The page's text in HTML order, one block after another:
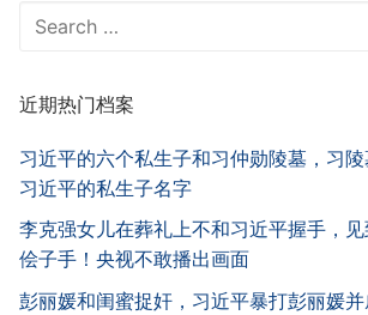
Search
近期热门档案
习近平的六个私生子和习仲勋陵墓，习
习近平的私生子名字
李克强女儿在葬礼上不和习近平握手，见
侩子手！央视不敢播出画面
彭丽媛和闺蜜捉奸，习近平暴打彭丽媛